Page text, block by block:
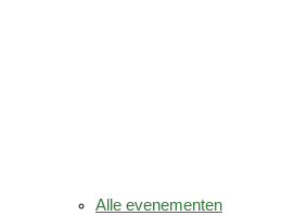
Alle evenementen